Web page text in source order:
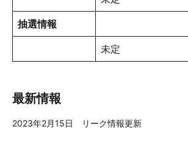
抽選情報
未定
最新情報
2023年2月15日 リーク情報更新